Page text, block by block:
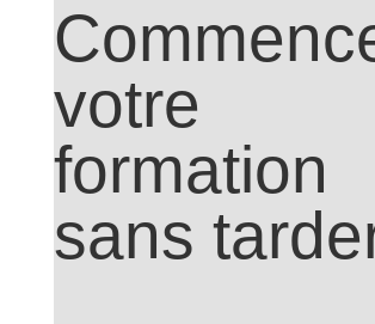
votre
formation
sans